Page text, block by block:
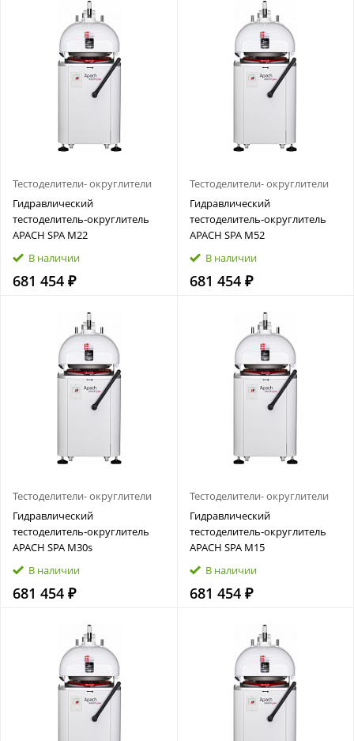
Тестоделители- округлители
Гидравлический
тестоделитель‑округлитель
APACH SPA M22
В наличии
681 454 ₽
Тестоделители- округлители
Гидравлический
тестоделитель‑округлитель
APACH SPA M52
В наличии
681 454 ₽
Тестоделители- округлители
Гидравлический
тестоделитель‑округлитель
APACH SPA M30s
В наличии
681 454 ₽
Тестоделители- округлители
Гидравлический
тестоделитель‑округлитель
APACH SPA M15
В наличии
681 454 ₽